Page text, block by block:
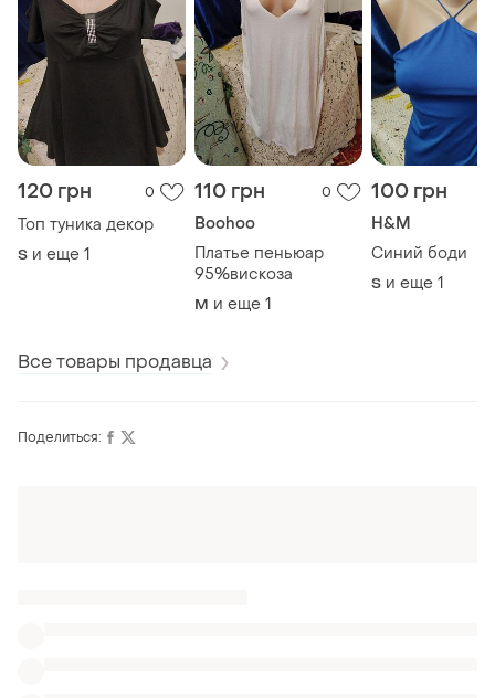
120 грн 0
Топ туника декор
S и еще 1
110 грн 0
Boohoo
Платье пеньюар
95%вискоза
M и еще 1
100 грн
H&M
Синий боди
S и еще 1
Все товары продавца
Поделиться: